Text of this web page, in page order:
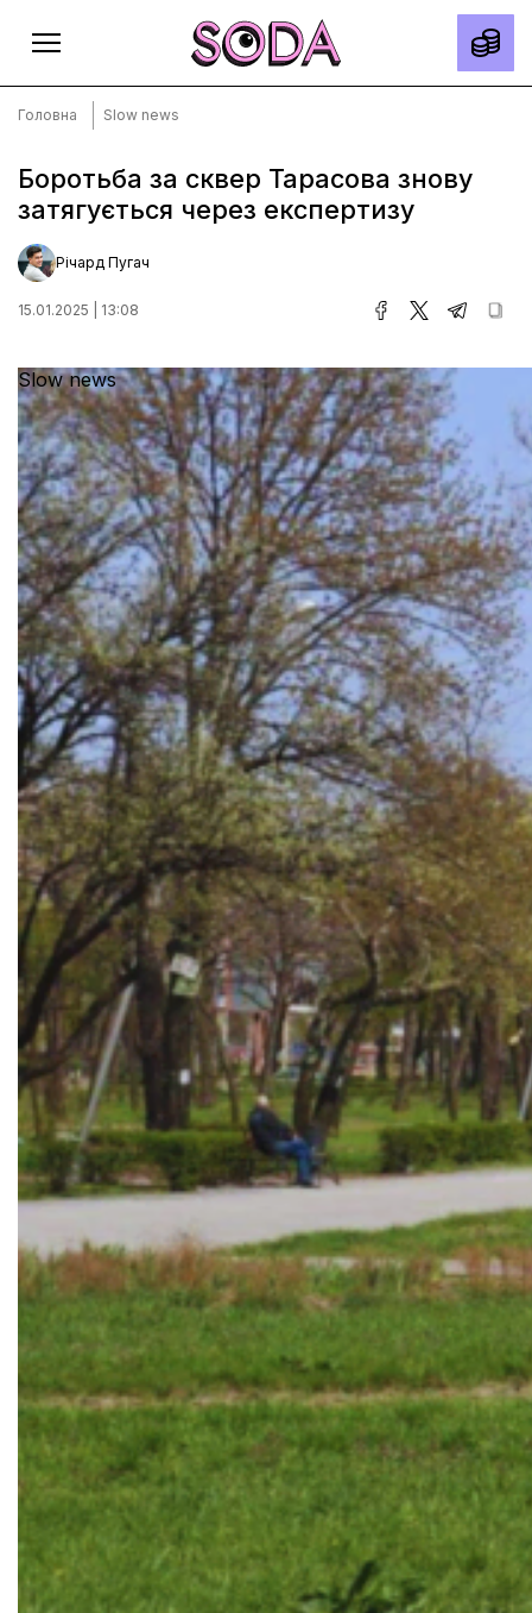
Головна
Тексти
Спецпроєкти
Місто
Про нас
Редакційна політика
Правила використання матеріалів
Документи
Головна Slow news
Боротьба за сквер Тарасова знову
затягується через експертизу
Річард Пугач
15.01.2025 | 13:08
Slow news